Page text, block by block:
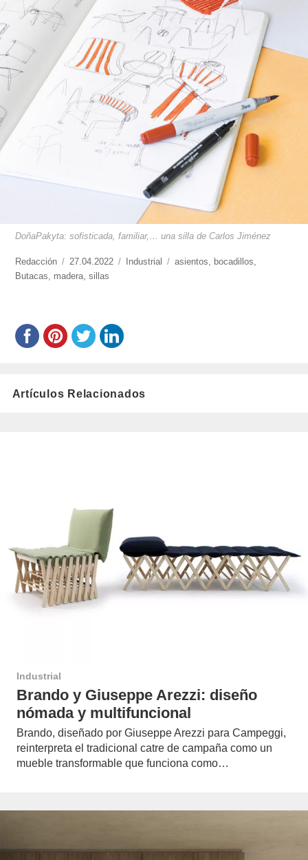
DoñaPakyta: sofisticada, familiar,… una silla de Carlos Jiménez
https://www.experimenta.es/author/redaccion/
Redacción
Publicado
el
27.04.2022 Categorías
Industrial Etiquetas
asientos, bocadillos,
Butacas, madera,sillas
Artículos Relacionados
Industrial
Brando y Giuseppe Arezzi: diseño
nómada y multifuncional
Brando, diseñado por Giuseppe Arezzi para Campeggi,
reinterpreta el tradicional catre de campaña como un
mueble transformable que funciona como…